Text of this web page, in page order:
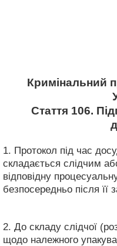
Кримінальний
Стаття 106.
1. Протокол під час
складається слідчим
відповідну
безпосередньо після її
2. До складу слідчої
щодо належного